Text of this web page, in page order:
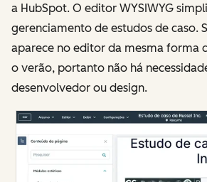
a HubSpot. O editor WYSIWYG
gerenciamento de estudos de caso.
aparece no editor da mesma forma
o verão, portanto não há
desenvolvedor ou design.